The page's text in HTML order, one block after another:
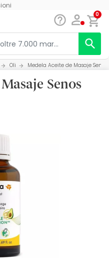
0
Oli Medela Aceite de Masaje
Senos